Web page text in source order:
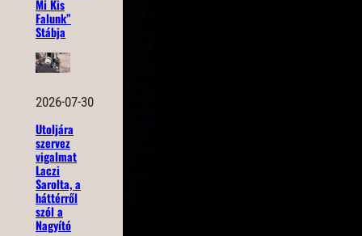
Mi Kis
Falunk”
Stábja
2026-07-30
Utoljára
szervez
vigalmat
Laczi
Sarolta, a
háttérről
szól a
Nagyító